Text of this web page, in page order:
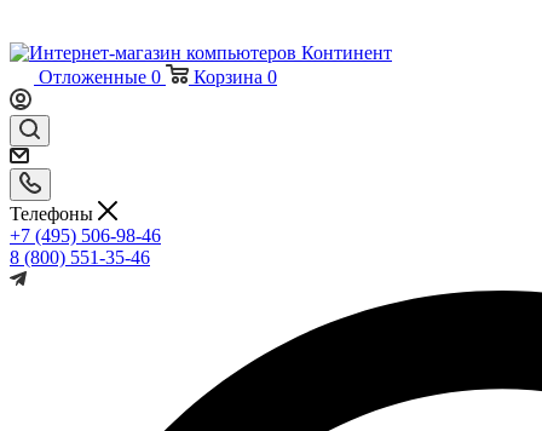
Отложенные 0 Корзина 0
Телефоны
+7 (495) 506-98-46
8 (800) 551-35-46